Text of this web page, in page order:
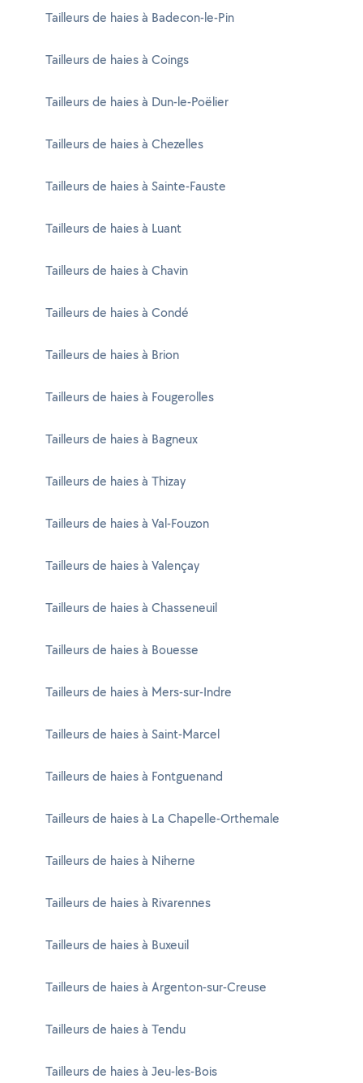
Tailleurs de haies à Badecon-le-Pin
Tailleurs de haies à Coings
Tailleurs de haies à Dun-le-Poëlier
Tailleurs de haies à Chezelles
Tailleurs de haies à Sainte-Fauste
Tailleurs de haies à Luant
Tailleurs de haies à Chavin
Tailleurs de haies à Condé
Tailleurs de haies à Brion
Tailleurs de haies à Fougerolles
Tailleurs de haies à Bagneux
Tailleurs de haies à Thizay
Tailleurs de haies à Val-Fouzon
Tailleurs de haies à Valençay
Tailleurs de haies à Chasseneuil
Tailleurs de haies à Bouesse
Tailleurs de haies à Mers-sur-Indre
Tailleurs de haies à Saint-Marcel
Tailleurs de haies à Fontguenand
Tailleurs de haies à La Chapelle-Orthemale
Tailleurs de haies à Niherne
Tailleurs de haies à Rivarennes
Tailleurs de haies à Buxeuil
Tailleurs de haies à Argenton-sur-Creuse
Tailleurs de haies à Tendu
Tailleurs de haies à Jeu-les-Bois